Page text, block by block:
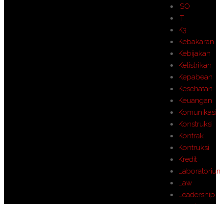
ISO
IT
K3
Kebakaran
Kebijakan
Kelistrikan
Kepabean
Kesehatan
Keuangan
Komunikasi
Konstruksi
Kontrak
Kontruksi
Kredit
Law
Leadership